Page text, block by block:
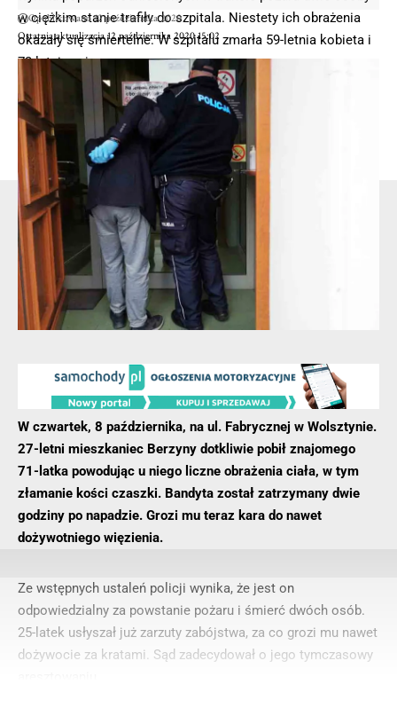
w ciężkim stanie trafiły do szpitala. Niestety ich obrażenia
okazały się śmiertelne. W szpitalu zmarła 59-letnia kobieta i
73-letni mężczyzna.
Na miejscu policjanci ustalili, że do podpalił 25-latek. Tuz
przed pożarem uciekł z domu. Policjanci natychmiast
rozpoczęli poszukiwania. Po około 15 minutach odnaleźli
25-letniego mieszkańca Dęblina. Mężczyzna był pijany.
- Reklama -
Ze wstępnych ustaleń policji wynika, że jest on
odpowiedzialny za powstanie pożaru i śmierć dwóch osób.
25-latek usłyszał już zarzuty zabójstwa, za co grozi mu nawet
dożywocie za kratami. Sąd zadecydował o jego tymczasowy
Ostatnia aktualizacja 12 października 2020 15:02
Opublikowano 12 października 2020
W czwartek, 8 października, na ul. Fabrycznej w Wolsztynie.
27-letni mieszkaniec Berzyny dotkliwie pobił znajomego
71-latka powodując u niego liczne obrażenia ciała, w tym
złamanie kości czaszki. Bandyta został zatrzymany dwie
godziny po napadzie. Grozi mu teraz kara do nawet
dożywotniego więzienia.